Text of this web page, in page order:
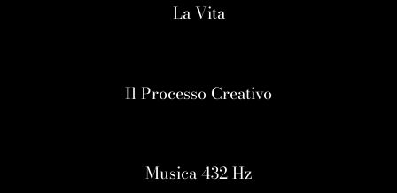
La Vita
Il Processo Creativo
Musica 432 Hz